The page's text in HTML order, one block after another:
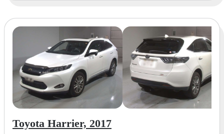
Toyota Harrier, 2017